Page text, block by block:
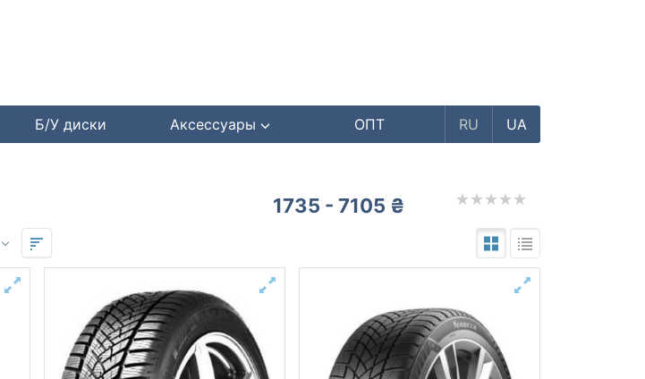
Б/У диски Аксессуары ОПТ RU UA
1735 - 7105 ₴